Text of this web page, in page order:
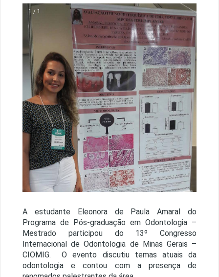
1 / 1
A estudante Eleonora de Paula Amaral do
Programa de Pós-graduação em Odontologia –
Mestrado participou do 13º Congresso
Internacional de Odontologia de Minas Gerais –
CIOMIG. O evento discutiu temas atuais da
odontologia e contou com a presença de